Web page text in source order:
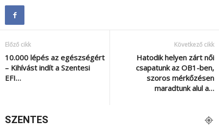
Előző cikk
10.000 lépés az egészségért
– Kihívást indít a Szentesi
EFI…
Következő cikk
Hatodik helyen zárt női
csapatunk az OB1-ben,
szoros mérkőzésen
maradtunk alul a…
SZENTES